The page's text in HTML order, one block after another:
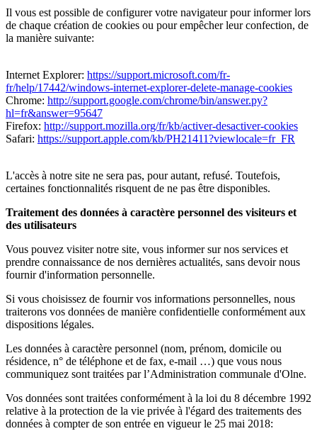
Il vous est possible de configurer votre navigateur pour informer lors
de chaque création de cookies ou pour empêcher leur confection, de
la manière suivante:
Internet Explorer: https://support.microsoft.com/fr-
fr/help/17442/windows-internet-explorer-delete-manage-cookies
Chrome: http://support.google.com/chrome/bin/answer.py?
hl=fr&answer=95647
Firefox: http://support.mozilla.org/fr/kb/activer-desactiver-cookies
Safari: https://support.apple.com/kb/PH21411?viewlocale=fr_FR
L'accès à notre site ne sera pas, pour autant, refusé. Toutefois,
certaines fonctionnalités risquent de ne pas être disponibles.
Traitement des données à caractère personnel des visiteurs et
des utilisateurs
Vous pouvez visiter notre site, vous informer sur nos services et
prendre connaissance de nos dernières actualités, sans devoir nous
fournir d'information personnelle.
Si vous choisissez de fournir vos informations personnelles, nous
traiterons vos données de manière confidentielle conformément aux
dispositions légales.
Les données à caractère personnel (nom, prénom, domicile ou
résidence, n° de téléphone et de fax, e-mail …) que vous nous
communiquez sont traitées par l’Administration communale d'Olne.
Vos données sont traitées conformément à la loi du 8 décembre 1992
relative à la protection de la vie privée à l'égard des traitements des
données à compter de son entrée en vigueur le 25 mai 2018: